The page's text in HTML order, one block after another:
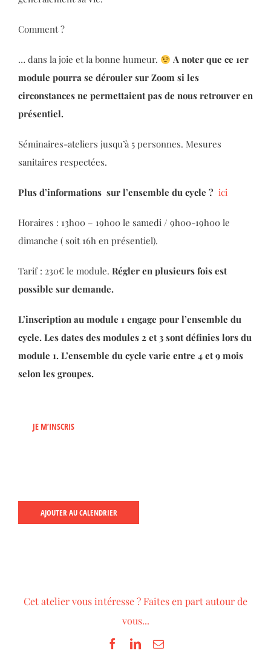
Comment ?
… dans la joie et la bonne humeur.
A noter que ce 1er
module pourra se dérouler sur Zoom si les
circonstances ne permettaient pas de nous retrouver en
présentiel.
Séminaires-ateliers jusqu’à 5 personnes. Mesures
sanitaires respectées.
Plus d’informations sur l’ensemble du cycle ? ici
Horaires : 13h00 – 19h00 le samedi / 9h00-19h00 le
dimanche ( soit 16h en présentiel).
Tarif : 230€ le module. Régler en plusieurs fois est
possible sur demande.
L’inscription au module 1 engage pour l’ensemble du
cycle. Les dates des modules 2 et 3 sont définies lors du
module 1. L’ensemble du cycle varie entre 4 et 9 mois
selon les groupes.
JE M’INSCRIS
AJOUTER AU CALENDRIER
Cet atelier vous intéresse ? Faites en part autour de
vous...
Facebook
LinkedInEmail